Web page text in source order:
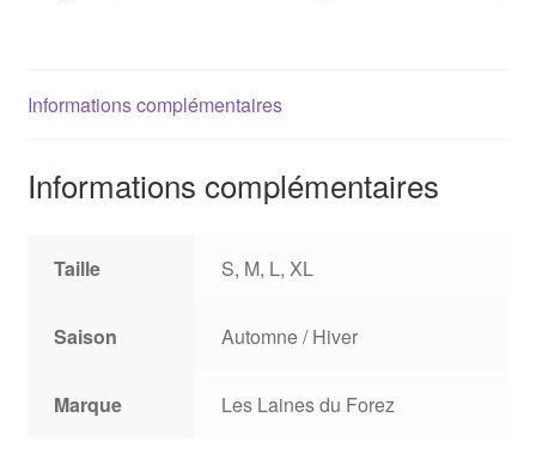
Informations complémentaires
Informations complémentaires
Taille S, M, L, XL
Saison Automne / Hiver
Marque Les Laines du Forez